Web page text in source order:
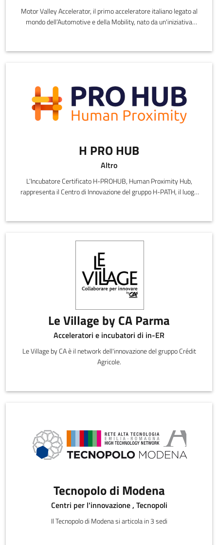
Motor Valley Accelerator, il primo acceleratore italiano legato al
mondo dell’Automotive e della Mobility, nato da un'iniziativa
H PRO HUB
Altro
L’Incubatore Certificato H-PROHUB, Human Proximity Hub,
rappresenta il Centro di Innovazione del gruppo H-PATH, il luogo
Le Village by CA Parma
Acceleratori e incubatori di in-ER
Le Village by CA è il network dell'innovazione del gruppo Crédit
Agricole.
Tecnopolo di Modena
Centri per l'innovazione , Tecnopoli
Il Tecnopolo di Modena si articola in 3 sedi